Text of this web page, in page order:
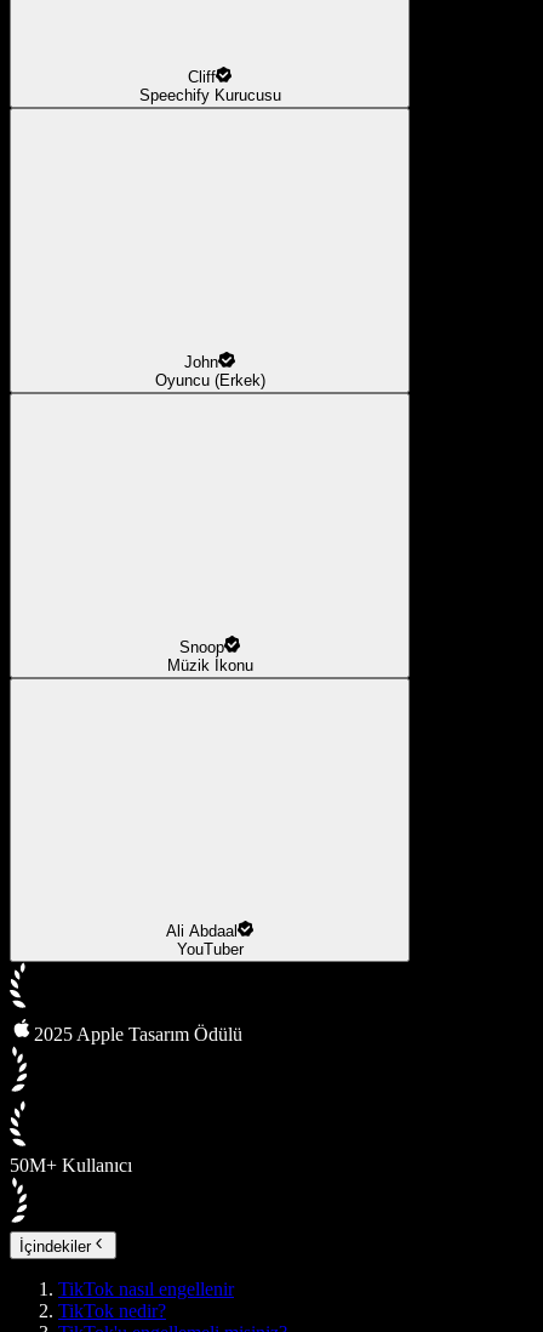
Cliff
Speechify Kurucusu
John
Oyuncu (Erkek)
Snoop
Müzik İkonu
Ali Abdaal
YouTuber
2025 Apple Tasarım Ödülü
50M+ Kullanıcı
İçindekiler
TikTok nasıl engellenir
TikTok nedir?